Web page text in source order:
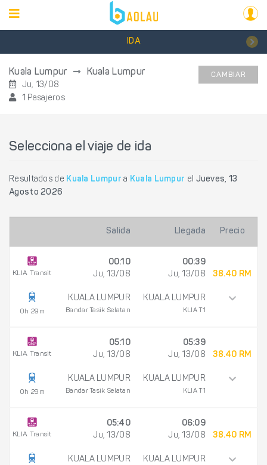
IDA
Kuala Lumpur Kuala Lumpur
Ju, 13/08
1 Pasajeros
CAMBIAR
Selecciona el viaje de ida
Resultados de Kuala Lumpur a Kuala Lumpur el Jueves, 13
Agosto 2026
Salida Llegada Precio
KLIA Transit
0h 29m
00:10
Ju, 13/08
KUALA LUMPUR
Bandar Tasik Selatan
00:39
Ju, 13/08
KUALA LUMPUR
KLIA T1
38.40 RM
KLIA Transit
0h 29m
05:10
Ju, 13/08
KUALA LUMPUR
Bandar Tasik Selatan
05:39
Ju, 13/08
KUALA LUMPUR
KLIA T1
38.40 RM
KLIA Transit
05:40
Ju, 13/08
KUALA LUMPUR
06:09
Ju, 13/08
KUALA LUMPUR
38.40 RM